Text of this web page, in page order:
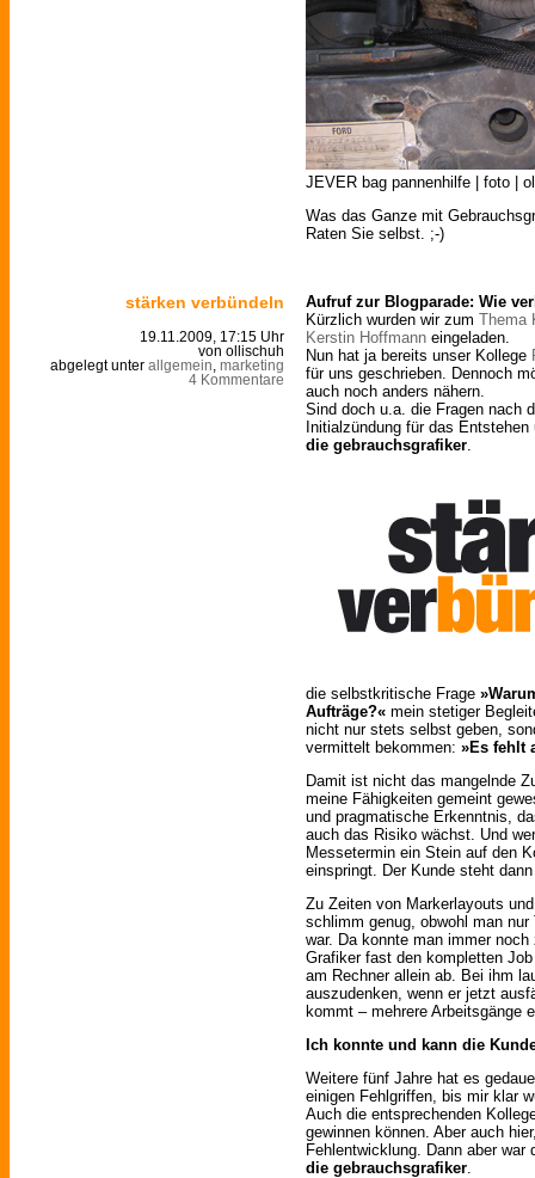
JEVER bag pannenhilfe | foto |
Was das Ganze mit
Raten Sie selbst. ;-)
stärken verbündeln
19.11.2009, 17:15 Uhr
von ollischuh
abgelegt unter allgemein marketing
4 Kommentare
Aufruf zur Blogparade: Wie
Kürzlich wurden wir zum Thema
Kerstin Hoffmann eingeladen.
Nun hat ja bereits unser Kollege
für uns geschrieben. Dennoch
auch noch anders nähern.
Sind doch u.a. die Fragen nach
Initialzündung für das
die gebrauchsgrafiker
die selbstkritische Frage
Aufträge?« mein stetiger
nicht nur stets selbst geben,
vermittelt bekommen: »Es fehlt
Damit ist nicht das mangelnde
meine Fähigkeiten gemeint
und pragmatische Erkenntnis,
auch das Risiko wächst. Und
Messetermin ein Stein auf den
einspringt. Der Kunde steht
Zu Zeiten von Markerlayouts
schlimm genug, obwohl man
war. Da konnte man immer
Grafiker fast den kompletten
am Rechner allein ab. Bei ihm
auszudenken, wenn er jetzt
kommt – mehrere Arbeitsgänge
Ich konnte und kann die
Weitere fünf Jahre hat es
einigen Fehlgriffen, bis mir klar
Auch die entsprechenden
gewinnen können. Aber auch
Fehlentwicklung. Dann aber war
die gebrauchsgrafiker